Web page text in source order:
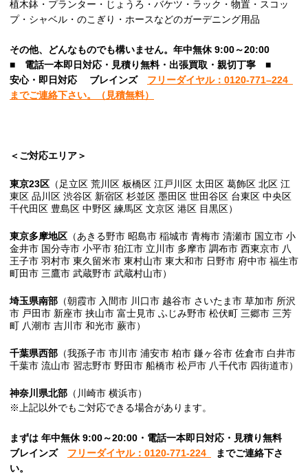
植木鉢・プランター・じょうろ・バケツ・ラック・物置・スコッ
プ・シャベル・のこぎり・ホースなどのガーデニング用品
その他、
どんなものでも構いません。年中無休 9:00～20:00
■ 電話一本即日対応・見積り無料・出張買取・親切丁寧 ■
安心・即日対応 ブレインズ フリーダイヤル：0120-771–224
までご連絡下さい。
（見積無料）
＜ご対応エリア＞
東京23区 （足立区 荒川区 板橋区 江戸川区 太田区 葛飾区 北区 江
東区 品川区 渋谷区 新宿区 杉並区 墨田区 世田谷区 台東区 中央区
千代田区 豊島区 中野区 練馬区 文京区 港区 目黒区）
東京多摩地区 （あきる野市 昭島市 稲城市 青梅市 清瀬市 国立市 小
金井市 国分寺市 小平市 狛江市 立川市 多摩市 調布市 西東京市 八
王子市 羽村市 東久留米市 東村山市 東大和市 日野市 府中市 福生市
町田市 三鷹市 武蔵野市 武蔵村山市）
埼玉県南部 （朝霞市 入間市 川口市 越谷市 さいたま市 草加市 所沢
市 戸田市 新座市 挟山市 富士見市 ふじみ野市 松伏町 三郷市 三芳
町 八潮市 吉川市 和光市 蕨市）
千葉県西部 （我孫子市 市川市 浦安市 柏市 鎌ヶ谷市 佐倉市 白井市
千葉市 流山市 習志野市 野田市 船橋市 松戸市 八千代市 四街道市）
神奈川県北部 （川崎市 横浜市）
※上記以外でもご対応できる場合があります。
まずは 年中無休 9:00～20:00・電話一本即日対応・見積り無料
ブレインズ フリーダイヤル：0120-771-224
までご連絡下さ
い。